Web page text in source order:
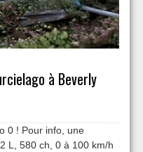
à Beverly
0 ! Pour info, une
L, 580 ch, 0 à 100 km/h